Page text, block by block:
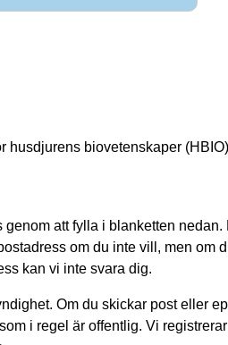
husdjurens biovetenskaper (HBIO)
genom att fylla i blanketten
om du inte vill, men om
kan vi inte svara dig.
Om du skickar post eller
i regel är offentlig. Vi